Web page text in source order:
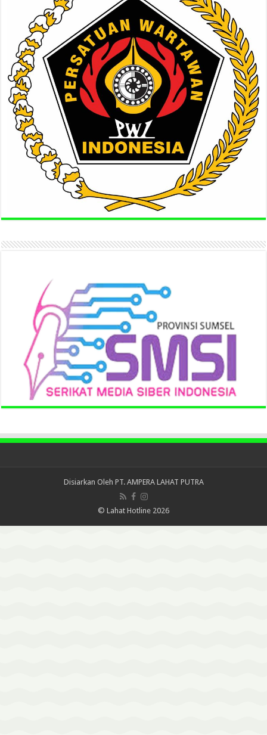
Disiarkan Oleh PT. AMPERA LAHAT PUTRA
© Lahat Hotline 2026